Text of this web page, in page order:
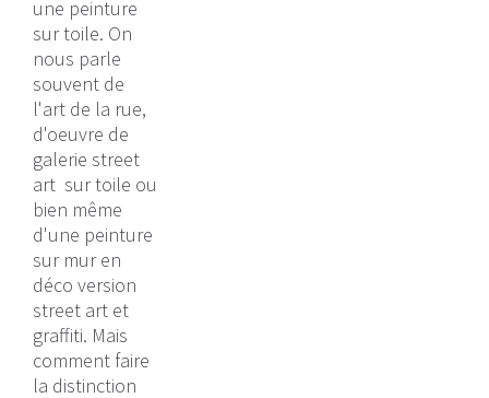
une peinture
sur toile. On
nous parle
souvent de
l'art de la rue,
d'oeuvre de
galerie street
art sur toile ou
bien même
d'une peinture
sur mur en
déco version
street art et
graffiti. Mais
comment faire
la distinction